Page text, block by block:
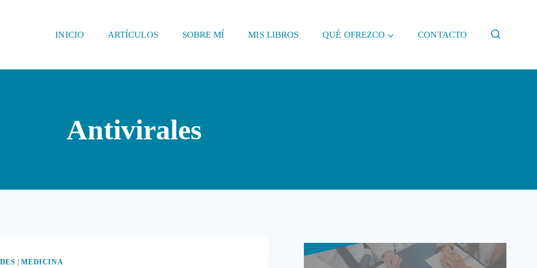
INICIO ARTÍCULOS SOBRE MÍ MIS LIBROS QUÉ OFREZCO CONTACTO
Antivirales
|MEDICINA